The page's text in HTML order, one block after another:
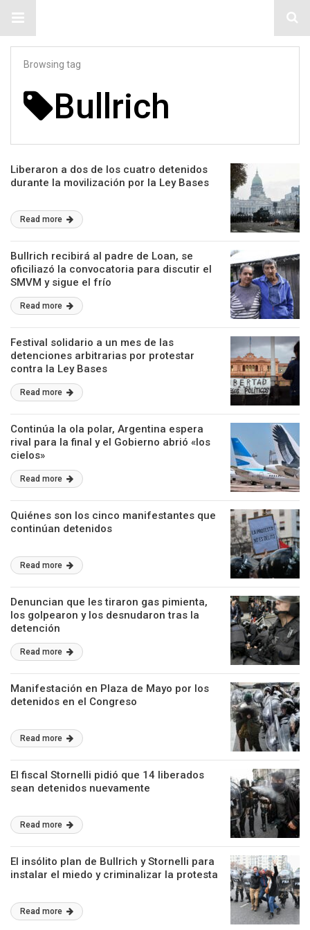
Browsing tag
Bullrich
Liberaron a dos de los cuatro detenidos
durante la movilización por la Ley Bases
Read more
Bullrich recibirá al padre de Loan, se
oficiliazó la convocatoria para discutir el
SMVM y sigue el frío
Read more
Festival solidario a un mes de las
detenciones arbitrarias por protestar
contra la Ley Bases
Read more
Continúa la ola polar, Argentina espera
rival para la final y el Gobierno abrió «los
cielos»
Read more
Quiénes son los cinco manifestantes que
continúan detenidos
Read more
Denuncian que les tiraron gas pimienta,
los golpearon y los desnudaron tras la
detención
Read more
Manifestación en Plaza de Mayo por los
detenidos en el Congreso
Read more
El fiscal Stornelli pidió que 14 liberados
sean detenidos nuevamente
Read more
El insólito plan de Bullrich y Stornelli para
instalar el miedo y criminalizar la protesta
Read more